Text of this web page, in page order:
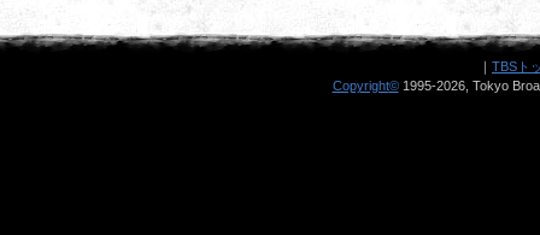
｜ TBSト
Copyright© 1995-2026, Tokyo